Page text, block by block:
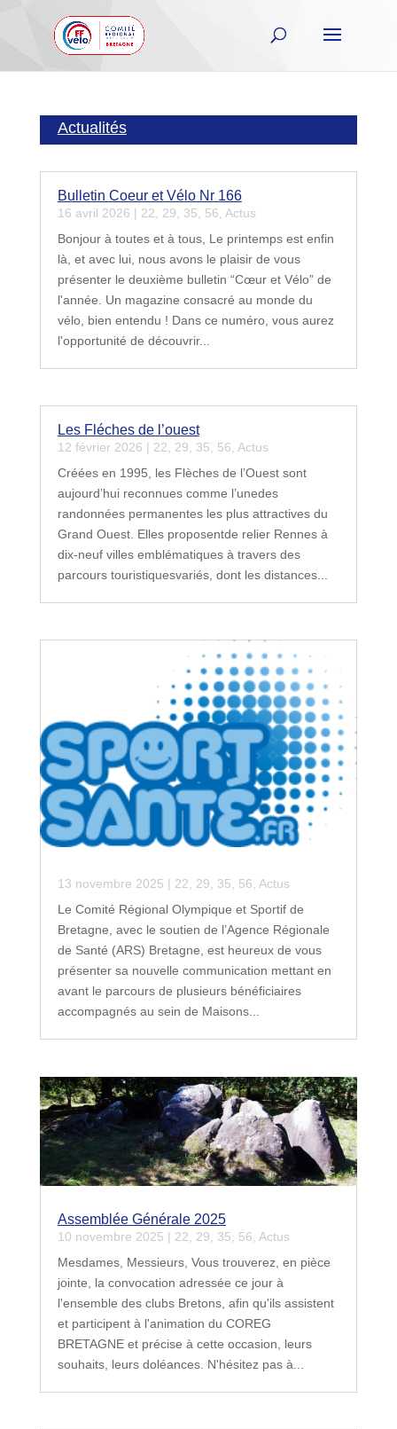
Actualités
Bulletin Coeur et Vélo Nr 166
16 avril 2026 | 22 29 35 56 Actus
Bonjour à toutes et à tous, Le printemps est enfin
là, et avec lui, nous avons le plaisir de vous
présenter le deuxième bulletin “Cœur et Vélo” de
l'année. Un magazine consacré au monde du
vélo, bien entendu ! Dans ce numéro, vous aurez
l'opportunité de découvrir...
Les Fléches de l’ouest
12 février 2026 | 22, 29, 35, 56, Actus
Créées en 1995, les Flèches de l’Ouest sont
aujourd’hui reconnues comme l’unedes
randonnées permanentes les plus attractives du
Grand Ouest. Elles proposentde relier Rennes à
dix-neuf villes emblématiques à travers des
parcours touristiquesvariés, dont les distances...
13 novembre 2025 | 22, 29, 35, 56, Actus
Le Comité Régional Olympique et Sportif de
Bretagne, avec le soutien de l’Agence Régionale
de Santé (ARS) Bretagne, est heureux de vous
présenter sa nouvelle communication mettant en
avant le parcours de plusieurs bénéficiaires
accompagnés au sein de Maisons...
Assemblée Générale 2025
10 novembre 2025 | 22 29 35 56 Actus
Mesdames, Messieurs, Vous trouverez, en pièce
jointe, la convocation adressée ce jour à
l'ensemble des clubs Bretons, afin qu'ils assistent
et participent à l'animation du COREG
BRETAGNE et précise à cette occasion, leurs
souhaits, leurs doléances. N'hésitez pas à...